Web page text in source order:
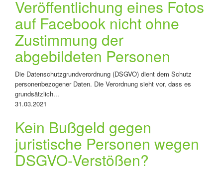
Veröffentlichung eines Fotos
auf Facebook nicht ohne
Zustimmung der
abgebildeten Personen
Die Datenschutzgrundverordnung (DSGVO) dient dem Schutz
personenbezogener Daten. Die Verordnung sieht vor, dass es
grundsätzlich...
31.03.2021
Kein Bußgeld gegen
juristische Personen wegen
DSGVO-Verstößen?